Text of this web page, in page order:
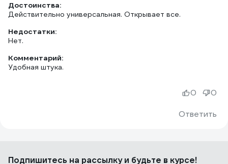
Достоинства:
Действительно универсальная. Открывает все.
Недостатки:
Нет.
Комментарий:
Удобная штука.
Ответить
0 0
Подпишитесь на рассылкуи будьте в курсе!